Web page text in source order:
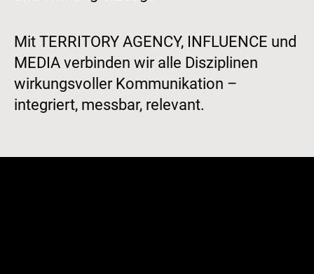
Mit TERRITORY AGENCY, INFLUENCE und
MEDIA verbinden wir alle Disziplinen
wirkungsvoller Kommunikation –
integriert, messbar, relevant.